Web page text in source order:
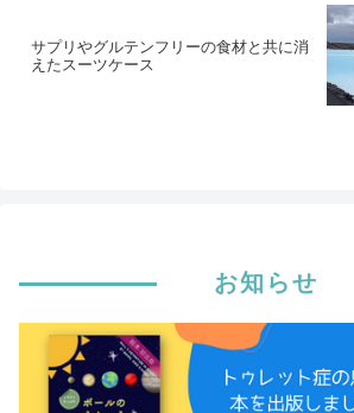
サプリやグルテンフリーの食材と共に消
えたスーツケース
お知らせ